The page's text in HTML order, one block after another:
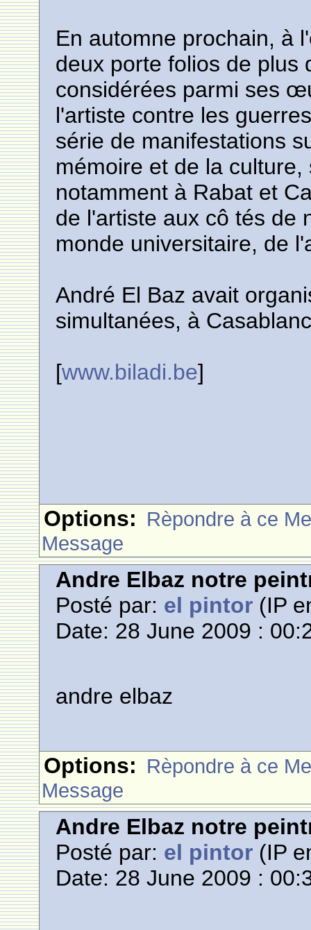
En automne prochain, à
deux porte folios de plus
considérées parmi ses
l'artiste contre les
série de manifestations
mémoire et de la
notamment à Rabat et
de l'artiste aux cô tés de
monde universitaire, de
André El Baz avait
simultanées, à
[www.biladi.be]
Options: Rèpondre à ce
Message
Andre Elbaz notre
Posté par: el pintor (IP
Date: 28 June 2009 :
andre elbaz
Options: Rèpondre à ce
Message
Andre Elbaz notre
Posté par: el pintor (IP
Date: 28 June 2009 :